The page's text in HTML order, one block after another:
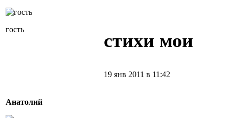
гость
стихи мои
Анатолий
19 янв 2011 в 11:42